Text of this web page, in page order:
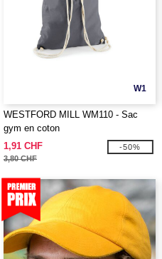
W1
WESTFORD MILL WM110 - Sac
gym en coton
1,91 CHF
3,80 CHF
-50%